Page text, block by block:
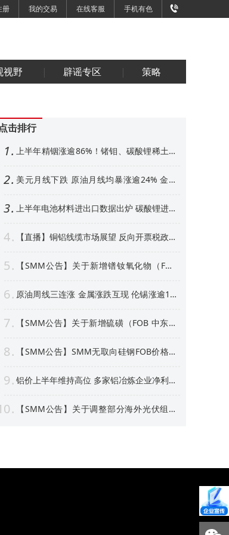
册 我的交易 在线客服 手机有色
视野 辟谣专区 策略
点击排行
1
上半年精铟涨逾86%！锗钼、碳酸锂稀土紧
2 美元月线下跌 原油月线均暴涨逾24% 金属
3 上半年电池材料进出口数据出炉 碳酸锂进口
4
【直播】铜铝线缆市场展望 反向开票税政形
5
【SMM公告】关于新增镨钕氧化物（FOB
6
原油周线三连涨 金属涨跌互现 伦锡涨逾1%
7
【SMM公告】关于新增硫磺（FOB 中东）
8
【SMM公告】SMM无取向硅钢FOB价格点
9 铝价上半年维持高位 多家铝冶炼企业净利预
【SMM公告】关于调整部分海外光伏组件